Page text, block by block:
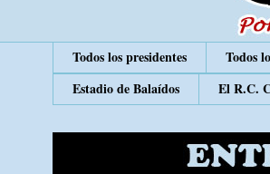
Todos los presidentes Todos
Estadio de Balaídos
El R.C.